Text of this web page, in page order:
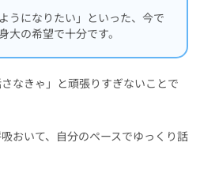
うになりたい」といった、今で
大の希望で十分です。
なきゃ」と頑張りすぎないことで
おいて、自分のペースでゆっくり話